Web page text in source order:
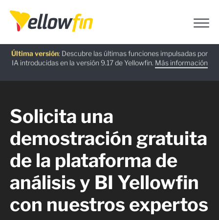
Última versión: Descubre las últimas funciones impulsadas por
IA introducidas en la versión 9.17 de Yellowfin. Más información
Pruébalo ahora
Solicita una
demostración gratuita
de la plataforma de
análisis y BI Yellowfin
con nuestros expertos